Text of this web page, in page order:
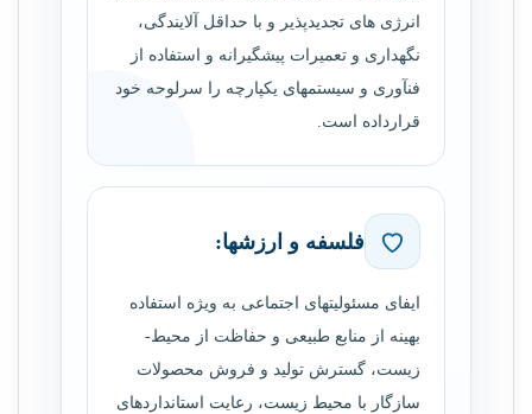
انرژی های تجدیدپذیر و با حداقل آلایندگی،
نگهداری و تعمیرات پیشگیرانه و استفاده از
فن­آوری و سیستم­های یکپارچه را سرلوحه خود
قرارداده است.
فلسفه و ارزش­ها:
ایفای مسئولیت­های اجتماعی به ویژه استفاده
بهینه از منابع طبیعی و حفاظت از محیط­
زیست، گسترش تولید و فروش محصولات
سازگار با محیط­ زیست، رعایت استانداردهای